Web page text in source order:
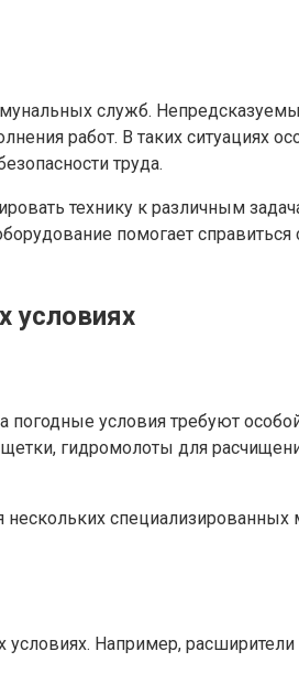
служб.
работ. В таких ситуациях
труда.
технику к различным
помогает справиться
условиях
условия требуют
гидромолоты для
Например,